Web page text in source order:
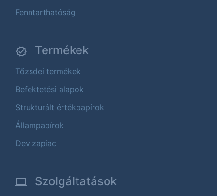
Fenntarthatóság
Termékek
Tőzsdei termékek
Befektetési alapok
Strukturált értékpapírok
Állampapírok
Devizapiac
Szolgáltatások